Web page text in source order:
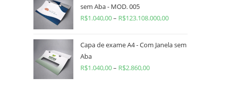
sem Aba - MOD. 005
R$1.040,00– R$123.108.000,00
Capa de exame A4 - Com Janela sem
Aba
R$1.040,00– R$2.860,00